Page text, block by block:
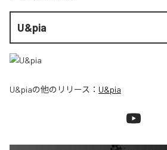
U&pia
U&piaの他のリリース： U&pia